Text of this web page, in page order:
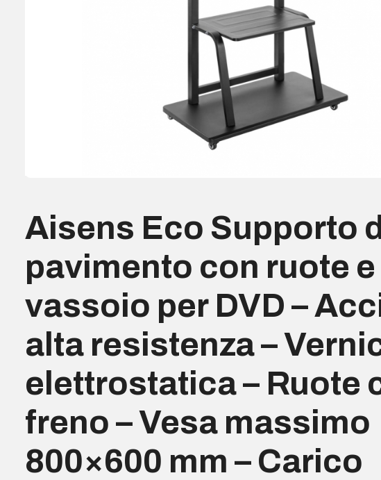
Aisens Eco Supporto
pavimento con ruote e
vassoio per DVD –
alta resistenza –
elettrostatica – Ruote
freno – Vesa massimo
800×600 mm – Carico